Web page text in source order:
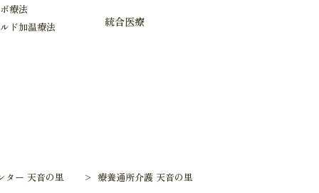
療法
ド加温療法
統合医療
ー 天音の里
> 療養通所介護 天音の里